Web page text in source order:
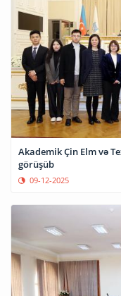
Akademik Çin Elm və
görüşüb
09-12-2025